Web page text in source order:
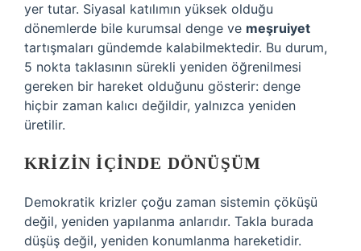
yer tutar. Siyasal katılımın yüksek olduğu
dönemlerde bile kurumsal denge ve meşruiyet
tartışmaları gündemde kalabilmektedir. Bu durum,
5 nokta taklasının sürekli yeniden öğrenilmesi
gereken bir hareket olduğunu gösterir: denge
hiçbir zaman kalıcı değildir, yalnızca yeniden
üretilir.
KRIZIN İÇINDE DÖNÜŞÜM
Demokratik krizler çoğu zaman sistemin çöküşü
değil, yeniden yapılanma anlarıdır. Takla burada
düşüş değil, yeniden konumlanma hareketidir.